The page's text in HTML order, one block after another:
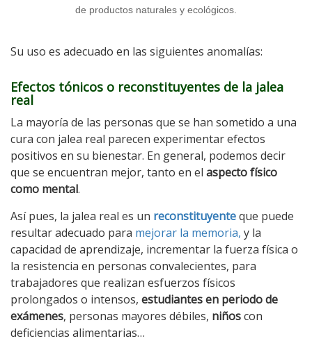
de productos naturales y ecológicos.
Su uso es adecuado en las siguientes anomalías:
Efectos tónicos o reconstituyentes de la jalea
real
La mayoría de las personas que se han sometido a una
cura con jalea real parecen experimentar efectos
positivos en su bienestar. En general, podemos decir
que se encuentran mejor, tanto en el aspecto físico
como mental.
Así pues, la jalea real es un reconstituyenteque puede
resultar adecuado para mejorar la memoria, y la
capacidad de aprendizaje, incrementar la fuerza física o
la resistencia en personas convalecientes, para
trabajadores que realizan esfuerzos físicos
prolongados o intensos, estudiantes en periodo de
exámenes, personas mayores débiles, niñoscon
deficiencias alimentarias…